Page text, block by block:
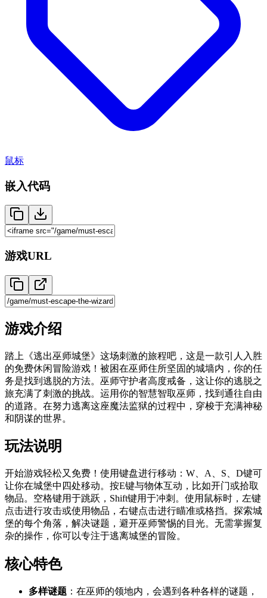
鼠标
嵌入代码
游戏URL
游戏介绍
踏上《逃出巫师城堡》这场刺激的旅程吧，这是一款引人入胜
的免费休闲冒险游戏！被困在巫师住所坚固的城墙内，你的任
务是找到逃脱的方法。巫师守护者高度戒备，这让你的逃脱之
旅充满了刺激的挑战。运用你的智慧智取巫师，找到通往自由
的道路。在努力逃离这座魔法监狱的过程中，穿梭于充满神秘
和阴谋的世界。
玩法说明
开始游戏轻松又免费！使用键盘进行移动：W、A、S、D键可
让你在城堡中四处移动。按E键与物体互动，比如开门或拾取
物品。空格键用于跳跃，Shift键用于冲刺。使用鼠标时，左键
点击进行攻击或使用物品，右键点击进行瞄准或格挡。探索城
堡的每个角落，解决谜题，避开巫师警惕的目光。无需掌握复
杂的操作，你可以专注于逃离城堡的冒险。
核心特色
多样谜题 ：在巫师的领地内，会遇到各种各样的谜题，